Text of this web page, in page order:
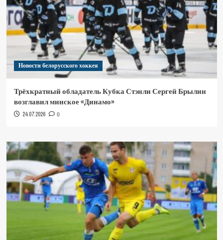
Новости белорусского хоккея
Трёхкратный обладатель Кубка Стэнли Сергей Брылин
возглавил минское «Динамо»
24.07.2026 0